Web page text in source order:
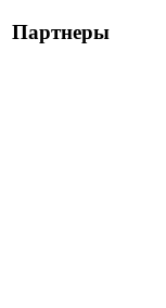
Партнеры